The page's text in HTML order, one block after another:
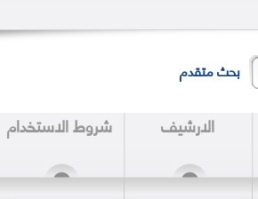
بحث متقدم
الارشيف شروط الاستخدام